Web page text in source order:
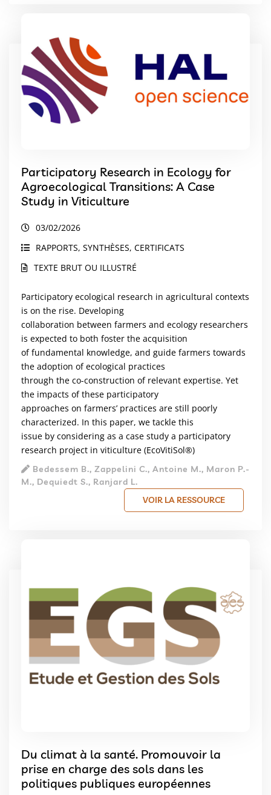
Participatory Research in Ecology for
Agroecological Transitions: A Case
Study in Viticulture
03/02/2026
RAPPORTS, SYNTHÈSES, CERTIFICATS
TEXTE BRUT OU ILLUSTRÉ
Participatory ecological research in agricultural contexts
is on the rise. Developing
collaboration between farmers and ecology researchers
is expected to both foster the acquisition
of fundamental knowledge, and guide farmers towards
the adoption of ecological practices
through the co-construction of relevant expertise. Yet
the impacts of these participatory
approaches on farmers’ practices are still poorly
characterized. In this paper, we tackle this
issue by considering as a case study a participatory
research project in viticulture (EcoVitiSol®)
Bedessem B., Zappelini C., Antoine M., Maron P.-
M., Dequiedt S., Ranjard L.
VOIR LA RESSOURCE
Du climat à la santé. Promouvoir la
prise en charge des sols dans les
politiques publiques européennes